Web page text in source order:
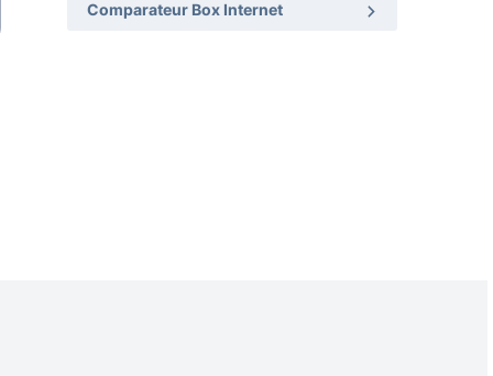
Comparateur Box Internet